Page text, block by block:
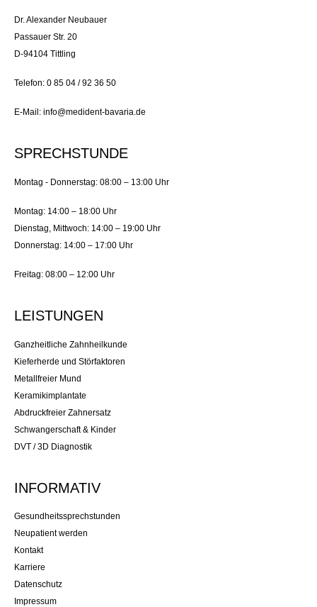
Dr. Alexander Neubauer
Passauer Str. 20
D-94104 Tittling
Telefon: 0 85 04 / 92 36 50
E-Mail: info@medident-bavaria.de
SPRECHSTUNDE
Montag - Donnerstag: 08:00 – 13:00 Uhr
Montag: 14:00 – 18:00 Uhr
Dienstag, Mittwoch: 14:00 – 19:00 Uhr
Donnerstag: 14:00 – 17:00 Uhr
Freitag: 08:00 – 12:00 Uhr
LEISTUNGEN
Ganzheitliche Zahnheilkunde
Kieferherde und Störfaktoren
Metallfreier Mund
Keramikimplantate
Abdruckfreier Zahnersatz
Schwangerschaft & Kinder
DVT / 3D Diagnostik
INFORMATIV
Gesundheitssprechstunden
Neupatient werden
Kontakt
Karriere
Datenschutz
Impressum